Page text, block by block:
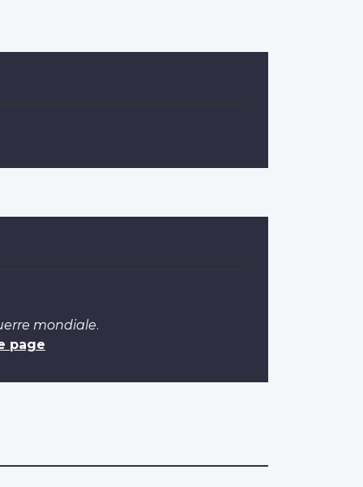
mondiale.
page